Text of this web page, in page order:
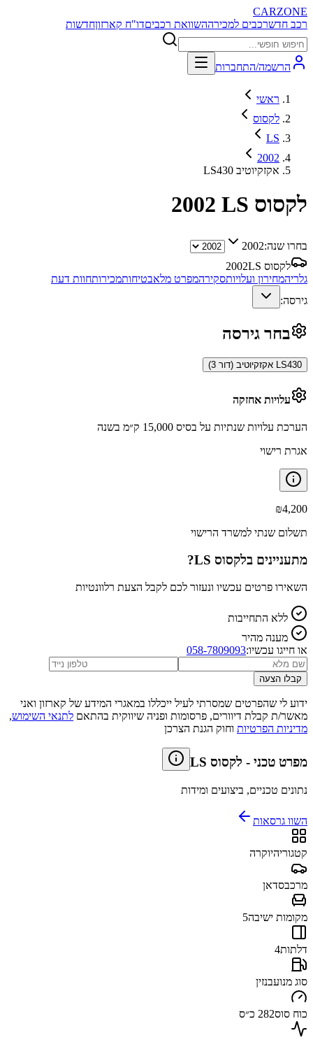
CARZONE
רכב חדשרכבים למכירההשוואת רכביםדו"ח קארזוןחדשות
הרשמה/התחברות
ראשי
לקסוס
LS
2002
LS430 אקזקיוטיב
לקסוס LS 2002
בחרו שנה:2002
לקסוס LS
2002
גלריהמחירון ועלויותסקירהמפרט מלאבטיחותמכירותחוות דעת
גירסה:
בחר גירסה
LS430 אקזקיוטיב (דור 3)
עלויות אחזקה
הערכת עלויות שנתיות על בסיס 15,000 ק״מ בשנה
אגרת רישוי
₪4,200
תשלום שנתי למשרד הרישוי
מתעניינים בלקסוס LS ?
השאירו פרטים עכשיו ונעזור לכם לקבל הצעת רלוונטיות
ללא התחייבות
מענה מהיר
או חייגו עכשיו:058-7809093
קבלו הצעה
ידוע לי שהפרטים שמסרתי לעיל ייכללו במאגרי המידע של קארזון ואני
מאשר/ת קבלת דיוורים, פרסומות ופניה שיווקית בהתאם לתנאי השימוש,
מדיניות הפרטיות וחוק הגנת הצרכן
מפרט טכני - לקסוס LS
נתונים טכניים, ביצועים ומידות
השוו גרסאות
קטגוריהיוקרה
מרכבסדאן
מקומות ישיבה5
דלתות4
סוג מנועבנזין
כוח סוס282 כ״ס